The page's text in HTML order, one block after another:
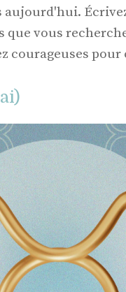
aujourd'hui.
que vous
courageuses